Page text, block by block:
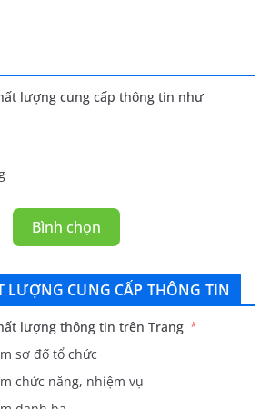
lượng cung cấp thông tin như
Bình chọn
LƯỢNG CUNG CẤP THÔNG TIN
lượng thông tin trên Trang
sơ đố tổ chức
chức năng, nhiệm vụ